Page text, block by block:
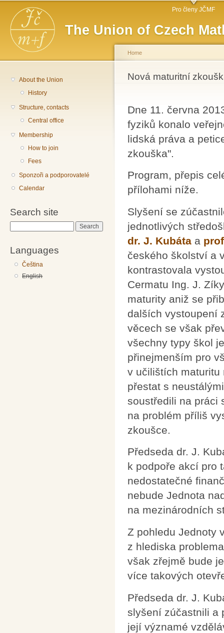
The Union of Czech
Main menu Pro členy JČMF
About the Union
History
Structure, contacts
Central office
Membership
How to join
Fees
Sponzoři a podporovatelé
Calendar
Search site
Languages
Čeština
English
You are here
Home
Nová maturitní
Dne 11. června
fyziků konalo
lidská práva a
zkouška".
Program, přepis
přílohami níže.
Slyšení se
jednotlivých
dr. J. Kubáta a
českého školství a
kontrastovala
Cermatu Ing. J.
maturity aniž se
dalších vystoupení
věcech se však
všechny typy škol
přinejmenším pro
v učilištích maturitu
přestat s
soustředili na práci
na problém příliš
zkoušce.
Předseda dr. J.
k podpoře akcí pro
nedostatečné
nebude Jednota
na mezinárodních
Z pohledu Jednoty
z hlediska
však zřejmě bude
více takových
Předseda dr. J.
slyšení zúčastnili a
její významé